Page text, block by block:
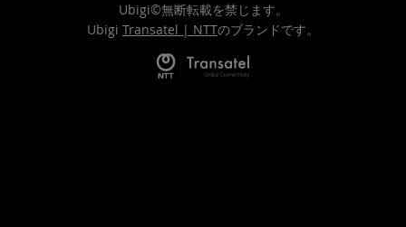
Ubigi©無断転載を禁じます。
Ubigi Transatel | NTTのブランドです。